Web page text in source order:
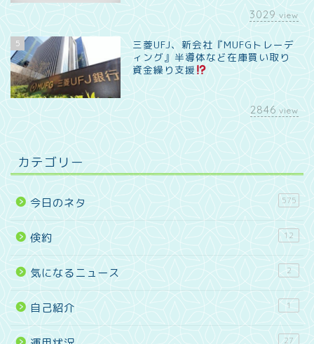
3029 view
5
三菱UFJ、新会社『MUFGトレーデ
ィング』半導体など在庫買い取り
資金繰り支援
2846 view
カテゴリー
今日のネタ 575
倹約 12
気になるニュース 2
自己紹介 1
27